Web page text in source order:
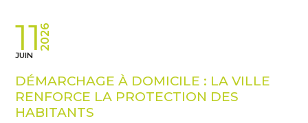
11
JUIN
2026
DÉMARCHAGE À DOMICILE : LA VILLE
RENFORCE LA PROTECTION DES
HABITANTS